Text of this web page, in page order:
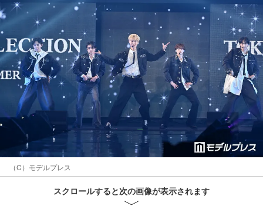
（C）モデルプレス
スクロールすると次の画像が表示されます